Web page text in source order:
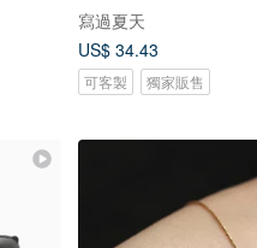
寫過夏天
US$ 34.43
可客製 獨家販售